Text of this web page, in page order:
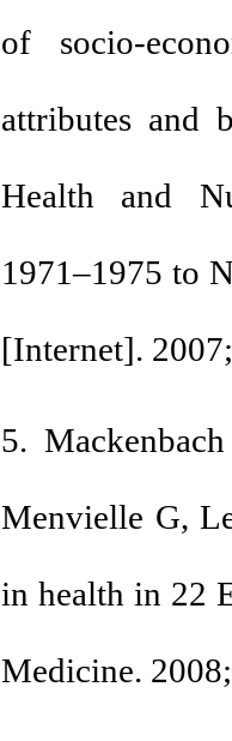
of socio-
attributes and
Health and
1971–1975 to
[Internet].
5.
Menvielle G,
in health in 22
Medicine.